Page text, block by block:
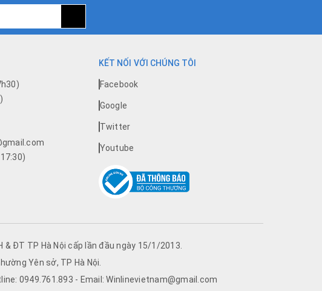
KẾT NỐI VỚI CHÚNG TÔI
Facebook
Google
Twitter
Youtube
& ĐT TP Hà Nội cấp lần đầu ngày 15/1/2013.
Yên sở, TP Hà Nội.
0949.761.893 - Email: Winlinevietnam@gmail.com